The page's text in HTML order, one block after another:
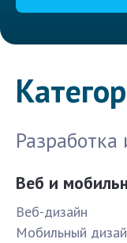
Разработка
Веб и
Веб-дизайн
Мобильный